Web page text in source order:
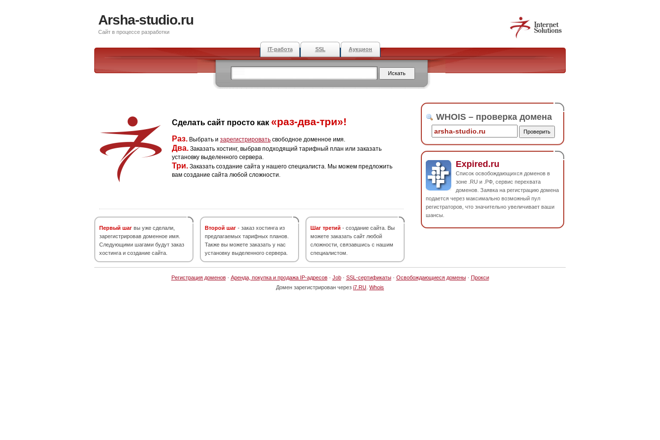
Arsha-studio.ru
Сайт в процессе разработки
IT-работа SSL Аукцион
Сделать сайт просто как «раз-два-три»!
Раз. Выбрать и зарегистрировать свободное доменное имя.
Два. Заказать хостинг, выбрав подходящий тарифный план или заказать
установку выделенного сервера.
Три. Заказать создание сайта у нашего специалиста. Мы можем предложить
вам создание сайта любой сложности.
Первый шаг вы уже сделали,
зарегистрировав доменное имя.
Следующими шагами будут заказ
хостинга и создание сайта.
Второй шаг - заказ хостинга из
предлагаемых тарифных планов.
Также вы можете заказать у нас
установку выделенного сервера.
Шаг третий - создание сайта. Вы
можете заказать сайт любой
сложности, связавшись с нашим
специалистом.
WHOIS – проверка домена
Expired.ru
Список освобождающихся доменов в
зоне .RU и .РФ, сервис перехвата
доменов. Заявка на регистрацию домена
подается через максимально возможный пул
регистраторов, что значительно увеличивает ваши
шансы.
Регистрация доменов· Аренда, покупка и продажа IP-адресов· Job· SSL-сертификаты· Освобождающиеся домены· Прокси
Домен зарегистрирован через i7.RU Whois